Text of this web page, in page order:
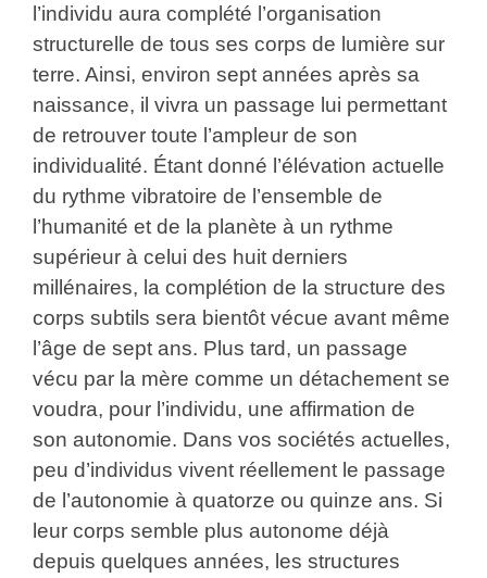
l’individu aura complété l’organisation
structurelle de tous ses corps de lumière sur
terre. Ainsi, environ sept années après sa
naissance, il vivra un passage lui permettant
de retrouver toute l’ampleur de son
individualité. Étant donné l’élévation actuelle
du rythme vibratoire de l’ensemble de
l’humanité et de la planète à un rythme
supérieur à celui des huit derniers
millénaires, la complétion de la structure des
corps subtils sera bientôt vécue avant même
l’âge de sept ans. Plus tard, un passage
vécu par la mère comme un détachement se
voudra, pour l’individu, une affirmation de
son autonomie. Dans vos sociétés actuelles,
peu d’individus vivent réellement le passage
de l’autonomie à quatorze ou quinze ans. Si
leur corps semble plus autonome déjà
depuis quelques années, les structures